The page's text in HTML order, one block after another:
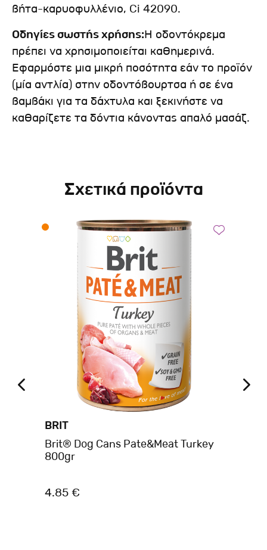
βήτα-καρυοφυλλένιο, Ci 42090.
Οδηγίες σωστής χρήσης:Η οδοντόκρεμα
πρέπει να χρησιμοποιείται καθημερινά.
Εφαρμόστε μια μικρή ποσότητα εάν το προϊόν
(μία αντλία) στην οδοντόβουρτσα ή σε ένα
βαμβάκι για τα δάχτυλα και ξεκινήστε να
καθαρίζετε τα δόντια κάνοντας απαλό μασάζ.
Σχετικά προϊόντα
BRIT
Brit® Dog Cans Pate&Meat Turkey
800gr
4.85 €